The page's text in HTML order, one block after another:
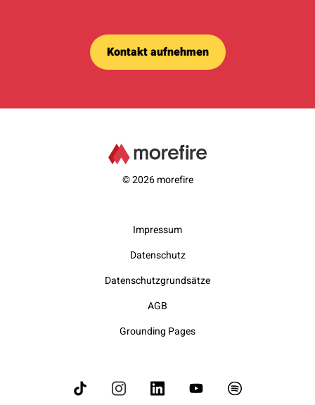
Kontakt aufnehmen
© 2026 morefire
Impressum
Datenschutz
Datenschutzgrundsätze
AGB
Grounding Pages